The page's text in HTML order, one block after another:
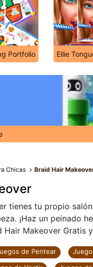
Portfolio Ellie
Chicas Braid Hair
tienes tu propio
¡Haz un peinado
Hair Makeover Gratis
de Pentear